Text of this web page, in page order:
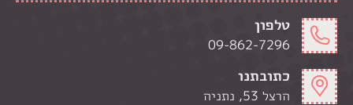
טלפון
09-862-7296
כתובתנו
הרצל 53, נתניה